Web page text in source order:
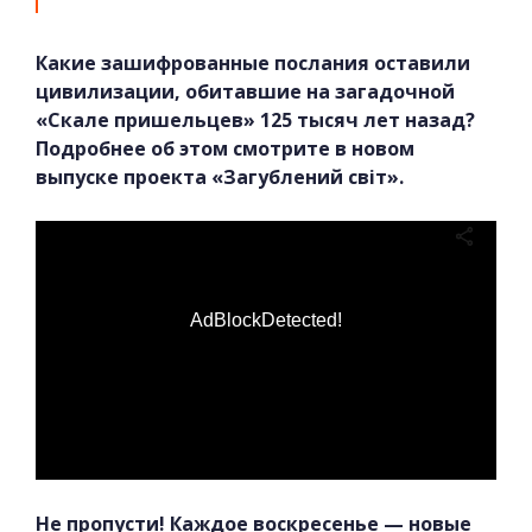
Какие зашифрованные послания оставили
цивилизации, обитавшие на загадочной
«Скале пришельцев» 125 тысяч лет назад?
Подробнее об этом смотрите в новом
выпуске проекта «Загублений світ».
AdBlockDetected!
Не пропусти! Каждое воскресенье — новые